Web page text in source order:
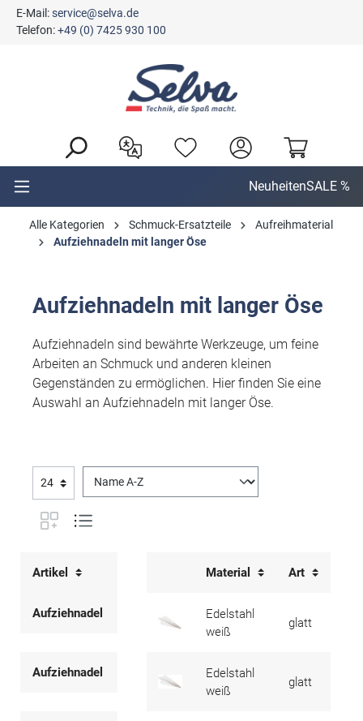
springen
E-Mail:service@selva.de
Telefon:+49 (0) 7425 930 100
NeuheitenSALE %
Alle Kategorien Schmuck-Ersatzteile
Aufreihmaterial
Aufziehnadeln mit langer Öse
Aufziehnadeln mit langer Öse
Aufziehnadeln sind bewährte Werkzeuge, um feine
Arbeiten an Schmuck und anderen kleinen
Gegenständen zu ermöglichen. Hier finden Sie eine
Auswahl an Aufziehnadeln mit langer Öse.
Artikel Material Art
Aufziehnadel
Edelstahl
weiß
glatt
Aufziehnadel
Edelstahl
weiß
glatt